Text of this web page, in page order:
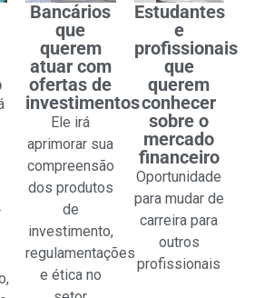
Bancários
que
querem
atuar com
ofertas de
investimentos
Ele irá
aprimorar sua
compreensão
dos produtos
de
investimento,
regulamentações
e ética no
Estudantes
e
profissionais
que
querem
conhecer
sobre o
mercado
financeiro
Oportunidade
para mudar de
carreira para
outros
profissionais